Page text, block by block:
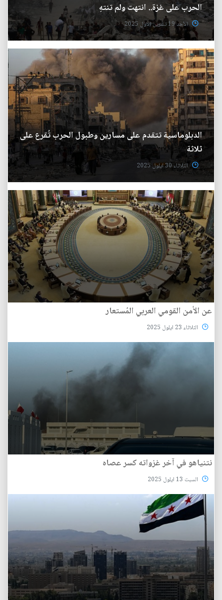
الحرب على غزة.. انتهت ولم تنتهِ
الأحد 19 تشرين الاول 2025
الدبلوماسية تتقدم على مسارين وطبول الحرب تُقرع على
ثلاثة
الثلاثاء 30 ايلول 2025
عن الأمن القومي العربي المُستعار
الثلاثاء 23 ايلول 2025
نتنياهو في آخر غزواته كسر عصاه
السبت 13 ايلول 2025